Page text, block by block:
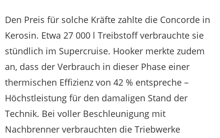
Den Preis für solche Kräfte zahlte die Concorde in
Kerosin. Etwa 27 000 l Treibstoff verbrauchte sie
stündlich im Supercruise. Hooker merkte zudem
an, dass der Verbrauch in dieser Phase einer
thermischen Effizienz von 42 % entspreche –
Höchstleistung für den damaligen Stand der
Technik. Bei voller Beschleunigung mit
Nachbrenner verbrauchten die Triebwerke